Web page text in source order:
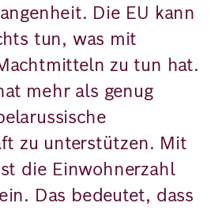
Die EU kann
tun, was mit
zu tun hat.
mehr als genug
zu unterstützen. Mit
die Einwohnerzahl
Das bedeutet, dass